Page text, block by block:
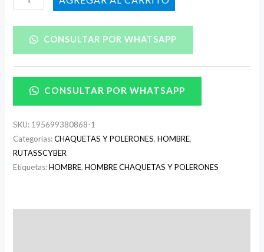
CONSULTAR POR WHATSAPP
CONSULTAR POR WHATSAPP
SKU: 195699380868-1
Categorías:CHAQUETAS Y POLERONES,HOMBRE,
RUTASSCYBER
Etiquetas:HOMBRE,HOMBRE CHAQUETAS Y POLERONES